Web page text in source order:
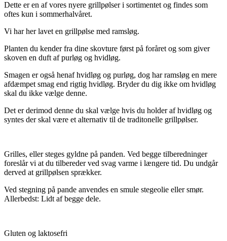
Dette er en af vores nyere grillpølser i sortimentet og findes som
oftes kun i sommerhalvåret.
Vi har her lavet en grillpølse med ramsløg.
Planten du kender fra dine skovture først på foråret og som giver
skoven en duft af purløg og hvidløg.
Smagen er også henaf hvidløg og purløg, dog har ramsløg en mere
afdæmpet smag end rigtig hvidløg. Bryder du dig ikke om hvidløg
skal du ikke vælge denne.
Det er derimod denne du skal vælge hvis du holder af hvidløg og
syntes der skal være et alternativ til de traditonelle grillpølser.
Grilles, eller steges gyldne på panden. Ved begge tilberedninger
foreslår vi at du tilbereder ved svag varme i længere tid. Du undgår
derved at grillpølsen sprækker.
Ved stegning på pande anvendes en smule stegeolie eller smør.
Allerbedst: Lidt af begge dele.
Gluten og laktosefri